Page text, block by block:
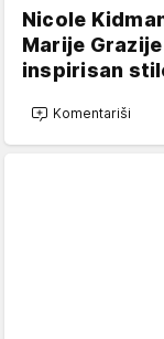
Nicole
Marije
inspirisan
Komentariši